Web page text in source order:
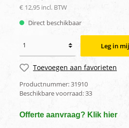
€ 12,95 incl. BTW
Direct beschikbaar
Leg in
Toevoegen aan favorieten
Productnummer:31910
Beschikbare voorraad:33
Offerte aanvraag? Klik hier